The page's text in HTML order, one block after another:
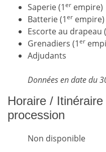
Saperie (1er empire)
Batterie (1er empire)
Escorte au drapeau
Grenadiers (1er
Adjudants
Données en date du
Horaire /
procession
Non disponible